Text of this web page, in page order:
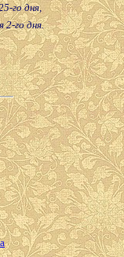
го дня,
2-го дня.